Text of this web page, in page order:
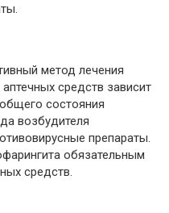
метод лечения
средств зависит
состояния
возбудителя
препараты.
обязательным
средств.